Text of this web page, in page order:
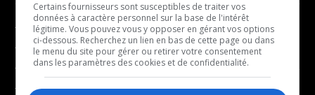
- Affaires municipales
- Communauté / Social
- Culture
- Économie
- Décompte franco
- Joué récemment
BALADOS
Certains fournisseurs sont susceptibles de traiter vos
données à caractère personnel sur la base de l'intérêt
légitime. Vous pouvez vous y opposer en gérant vos options
ci-dessous. Recherchez un lien en bas de cette page ou dans
le menu du site pour gérer ou retirer votre consentement
dans les paramètres des cookies et de confidentialité.